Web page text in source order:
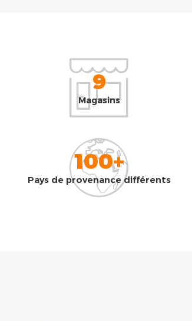
9
Magasins
100+
Pays de provenance différents